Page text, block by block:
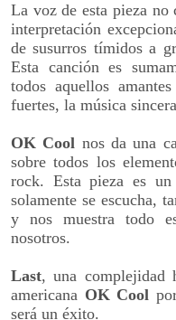
La voz de esta pieza no
interpretación
de susurros tímidos a
Esta canción es
todos aquellos
fuertes, la música
OK Cool nos da una
sobre todos los
rock. Esta pieza es
solamente se escucha,
y nos muestra todo
nosotros.
Last, una complejidad
americana OK Cool
será un éxito.